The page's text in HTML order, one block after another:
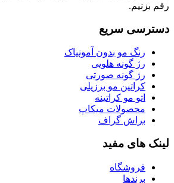
رقم بزنیم.
دسترسی سریع
رنگ مو بدون آمونیاک
رژ گونه هلویی
رژ گونه صورتی
کراتین مو برزیلی
اتو مو کراتینه
محصولات میکاپ
براش گراف
لینک های مفید
فروشگاه
برندها